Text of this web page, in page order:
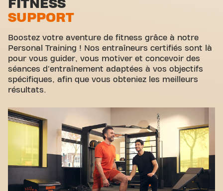
fitness et la communauté se rejoignent.
Cyclisme virtuel
Visite guidée
FITNESS
SUPPORT
Boostez votre aventure de fitness grâce à notre
Personal Training ! Nos entraîneurs certifiés sont là
pour vous guider, vous motiver et concevoir des
séances d'entraînement adaptées à vos objectifs
spécifiques, afin que vous obteniez les meilleurs
résultats.